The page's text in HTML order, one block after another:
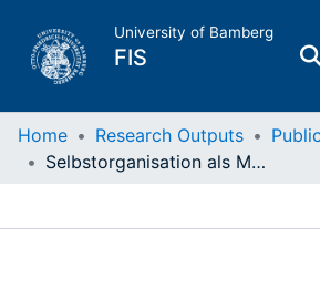
University of Bamberg
FIS
Home
Home Research Outputs
Selbstorganisation als Modellierungs-, Gestaltungs- und Erforschungsidee beruflichen Lernens